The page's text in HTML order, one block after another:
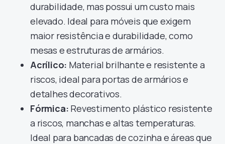
durabilidade, mas possui um custo mais
elevado. Ideal para móveis que exigem
maior resistência e durabilidade, como
mesas e estruturas de armários.
Acrílico: Material brilhante e resistente a
riscos, ideal para portas de armários e
detalhes decorativos.
Fórmica: Revestimento plástico resistente
a riscos, manchas e altas temperaturas.
Ideal para bancadas de cozinha e áreas que